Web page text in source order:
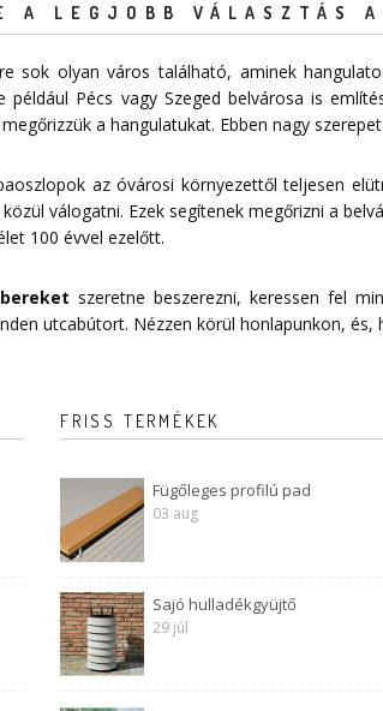
A LEGJOBB VÁLASZTÁS
sok olyan város található, aminek
például Pécs vagy Szeged belvárosa is
a hangulatukat. Ebben nagy
az óvárosi környezettől teljesen
közül válogatni. Ezek segítenek megőrizni a
100 évvel ezelőtt.
szeretne beszerezni, keressen fel
utcabútort. Nézzen körül honlapunkon, és,
FRISS TERMÉKEK
Fügőleges profilú pad
03 aug
Sajó hulladékgyüjtő
29 júl